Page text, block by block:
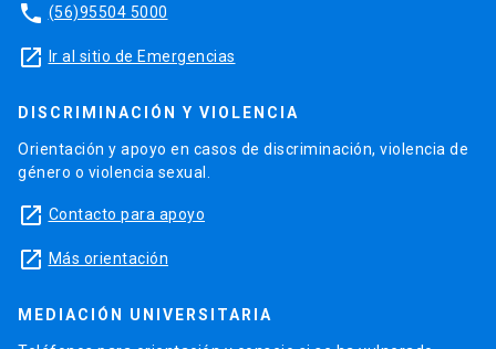
phone (56)95504 5000
launch Ir al sitio de Emergencias
DISCRIMINACIÓN Y VIOLENCIA
Orientación y apoyo en casos de discriminación, violencia de
género o violencia sexual.
launch Contacto para apoyo
launch Más orientación
MEDIACIÓN UNIVERSITARIA